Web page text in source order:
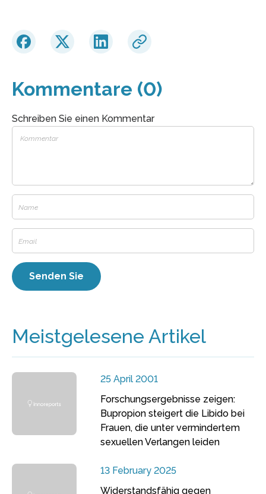
Kommentare (0)
Schreiben Sie einen Kommentar
Meistgelesene Artikel
25 April 2001
Forschungsergebnisse zeigen:
Bupropion steigert die Libido bei
Frauen, die unter vermindertem
sexuellen Verlangen leiden
13 February 2025
Widerstandsfähig gegen